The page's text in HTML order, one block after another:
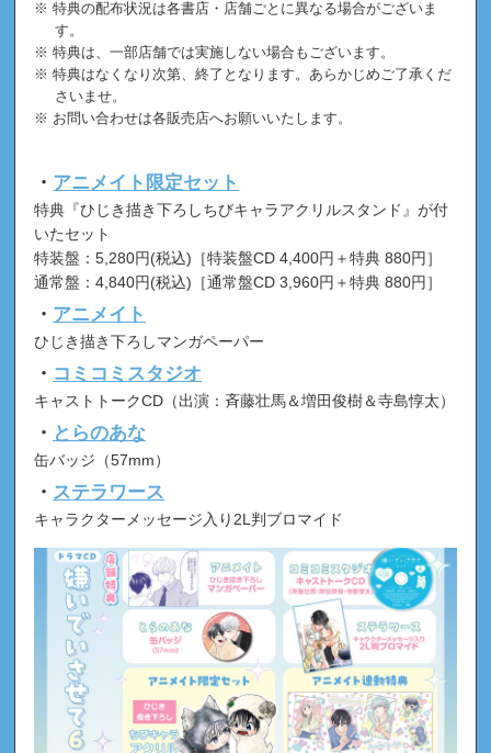
特典の配布状況は各書店・店舗ごとに異なる場合がございま
す。
特典は、一部店舗では実施しない場合もございます。
特典はなくなり次第、終了となります。あらかじめご了承くだ
さいませ。
お問い合わせは各販売店へお願いいたします。
・ アニメイト限定セット
特典『ひじき描き下ろしちびキャラアクリルスタンド』が付
いたセット
特装盤：5,280円(税込)［特装盤CD 4,400円＋特典 880円］
通常盤：4,840円(税込)［通常盤CD 3,960円＋特典 880円］
・ アニメイト
ひじき描き下ろしマンガペーパー
・ コミコミスタジオ
キャストトークCD（出演：斉藤壮馬＆増田俊樹＆寺島惇太）
・ とらのあな
缶バッジ（57mm）
・ ステラワース
キャラクターメッセージ入り2L判ブロマイド